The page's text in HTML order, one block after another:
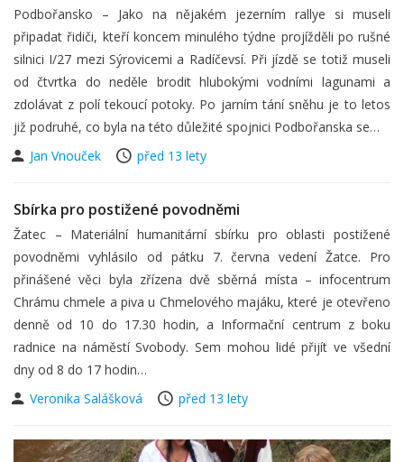
Podbořansko – Jako na nějakém jezerním rallye si museli
připadat řidiči, kteří koncem minulého týdne projížděli po rušné
silnici I/27 mezi Sýrovicemi a Radíčevsí. Při jízdě se totiž museli
od čtvrtka do neděle brodit hlubokými vodními lagunami a
zdolávat z polí tekoucí potoky. Po jarním tání sněhu je to letos
již podruhé, co byla na této důležité spojnici Podbořanska se…
Jan Vnouček
před 13 lety
Sbírka pro postižené povodněmi
Žatec – Materiální humanitární sbírku pro oblasti postižené
povodněmi vyhlásilo od pátku 7. června vedení Žatce. Pro
přinášené věci byla zřízena dvě sběrná místa – infocentrum
Chrámu chmele a piva u Chmelového majáku, které je otevřeno
denně od 10 do 17.30 hodin, a Informační centrum z boku
radnice na náměstí Svobody. Sem mohou lidé přijít ve všední
dny od 8 do 17 hodin…
Veronika Salášková
před 13 lety